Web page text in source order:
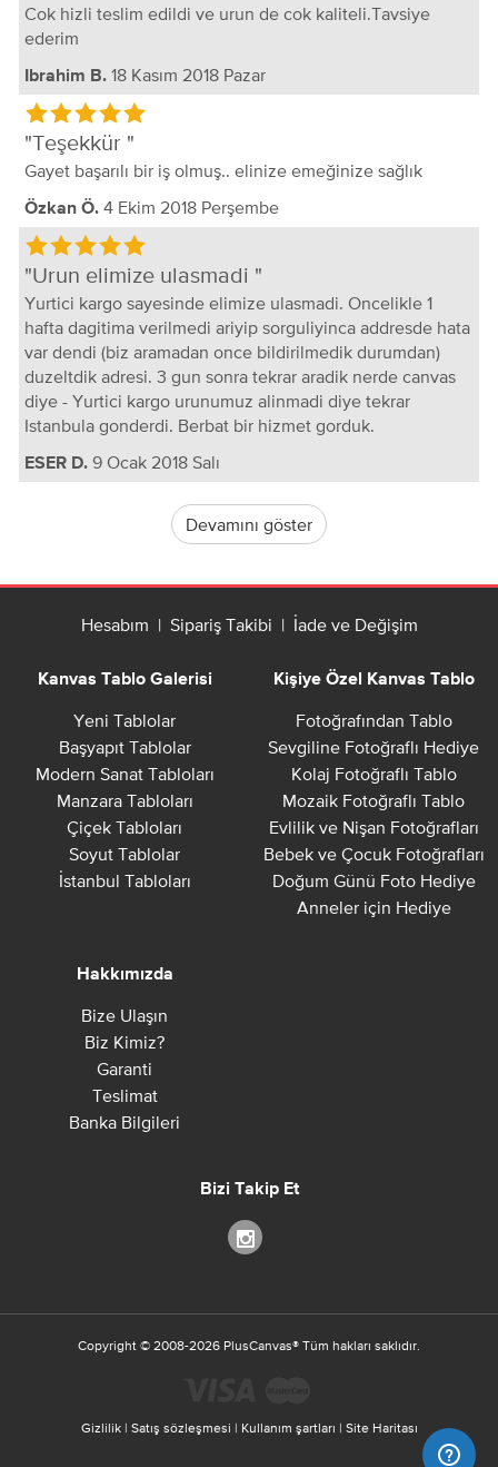
Cok hizli teslim edildi ve urun de cok kaliteli.Tavsiye
ederim
Ibrahim B. 18 Kasım 2018 Pazar
Teşekkür
Gayet başarılı bir iş olmuş.. elinize emeğinize sağlık
Özkan Ö. 4 Ekim 2018 Perşembe
Urun elimize ulasmadi
Yurtici kargo sayesinde elimize ulasmadi. Oncelikle 1
hafta dagitima verilmedi ariyip sorguliyinca addresde hata
var dendi (biz aramadan once bildirilmedik durumdan)
duzeltdik adresi. 3 gun sonra tekrar aradik nerde canvas
diye - Yurtici kargo urunumuz alinmadi diye tekrar
Istanbula gonderdi. Berbat bir hizmet gorduk.
ESER D. 9 Ocak 2018 Salı
Devamını göster
Hesabım | Sipariş Takibi | İade ve Değişim
Kanvas Tablo Galerisi
Yeni Tablolar
Başyapıt Tablolar
Modern Sanat Tabloları
Manzara Tabloları
Çiçek Tabloları
Soyut Tablolar
İstanbul Tabloları
Kişiye Özel Kanvas Tablo
Fotoğrafından Tablo
Sevgiline Fotoğraflı Hediye
Kolaj Fotoğraflı Tablo
Mozaik Fotoğraflı Tablo
Evlilik ve Nişan Fotoğrafları
Bebek ve Çocuk Fotoğrafları
Doğum Günü Foto Hediye
Anneler için Hediye
Hakkımızda
Bize Ulaşın
Biz Kimiz?
Garanti
Teslimat
Banka Bilgileri
Bizi Takip Et
Copyright © 2008-2026 PlusCanvas® Tüm hakları saklıdır.
Gizlilik| Satış sözleşmesi | Kullanım şartları | Site Haritası